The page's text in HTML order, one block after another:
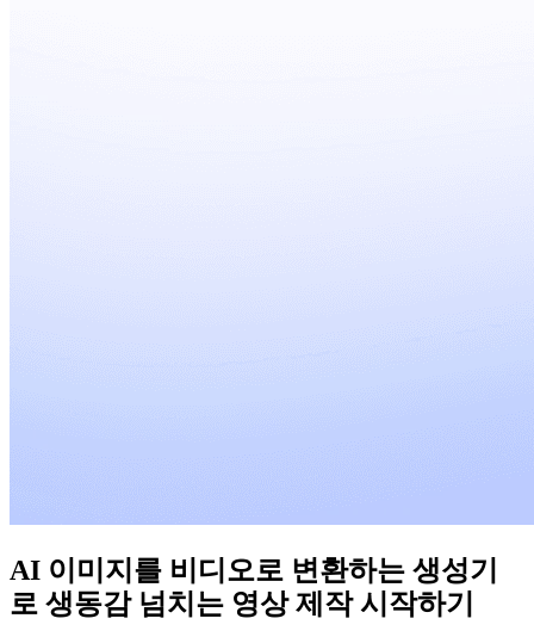
AI 이미지를 비디오로 변환하는 생성기
로 생동감 넘치는 영상 제작 시작하기